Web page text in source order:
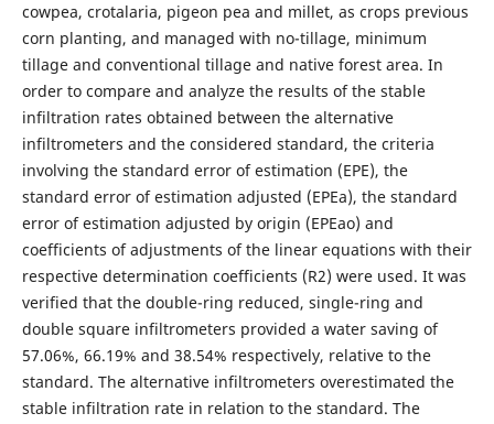
cowpea, crotalaria, pigeon pea and millet, as crops previous
corn planting, and managed with no-tillage, minimum
tillage and conventional tillage and native forest area. In
order to compare and analyze the results of the stable
infiltration rates obtained between the alternative
infiltrometers and the considered standard, the criteria
involving the standard error of estimation (EPE), the
standard error of estimation adjusted (EPEa), the standard
error of estimation adjusted by origin (EPEao) and
coefficients of adjustments of the linear equations with their
respective determination coefficients (R2) were used. It was
verified that the double-ring reduced, single-ring and
double square infiltrometers provided a water saving of
57.06%, 66.19% and 38.54% respectively, relative to the
standard. The alternative infiltrometers overestimated the
stable infiltration rate in relation to the standard. The